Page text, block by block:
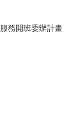
務開班委辦計畫